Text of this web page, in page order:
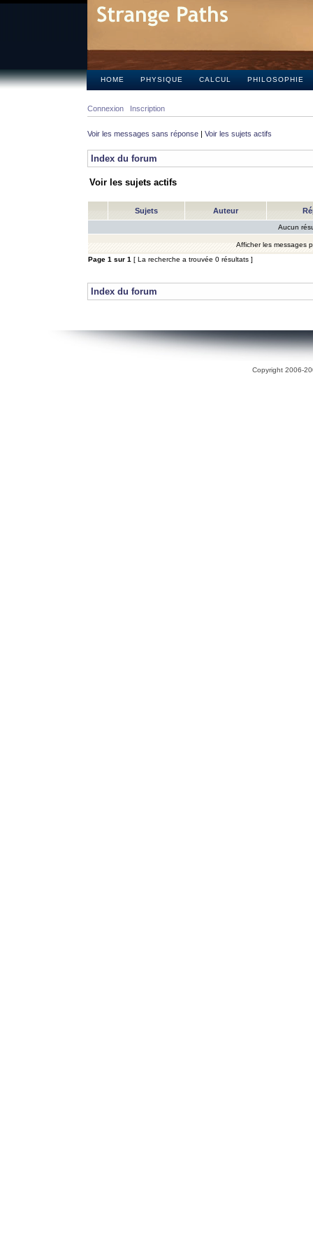
HOME PHYSIQUE CALCUL PHILOSOPHIE
Connexion Inscription
Voir les messages sans réponse | Voir les sujets actifs
Index du forum
Voir les sujets actifs
Sujets Auteur
Aucun
Afficher les messages
Page 1 sur 1 [ La recherche a trouvée 0 résultats ]
Index du forum
Copyright 2006-